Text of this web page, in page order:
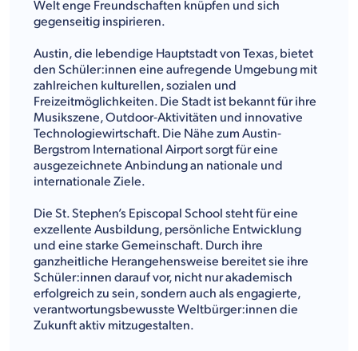
Welt enge Freundschaften knüpfen und sich
gegenseitig inspirieren.
Austin, die lebendige Hauptstadt von Texas, bietet
den Schüler:innen eine aufregende Umgebung mit
zahlreichen kulturellen, sozialen und
Freizeitmöglichkeiten. Die Stadt ist bekannt für ihre
Musikszene, Outdoor-Aktivitäten und innovative
Technologiewirtschaft. Die Nähe zum Austin-
Bergstrom International Airport sorgt für eine
ausgezeichnete Anbindung an nationale und
internationale Ziele.
Die St. Stephen’s Episcopal School steht für eine
exzellente Ausbildung, persönliche Entwicklung
und eine starke Gemeinschaft. Durch ihre
ganzheitliche Herangehensweise bereitet sie ihre
Schüler:innen darauf vor, nicht nur akademisch
erfolgreich zu sein, sondern auch als engagierte,
verantwortungsbewusste Weltbürger:innen die
Zukunft aktiv mitzugestalten.